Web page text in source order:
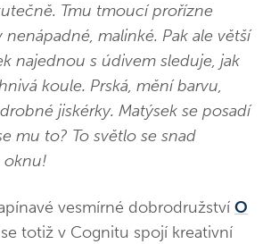
Tmu tmoucí prořízne
nenápadné, malinké. Pak ale větší
najednou s údivem sleduje, jak
koule. Prská, mění barvu,
jiskérky. Matýsek se posadí
mu to? To světlo se snad
oknu!
vesmírné dobrodružství O
totiž v Cognitu spojí kreativní